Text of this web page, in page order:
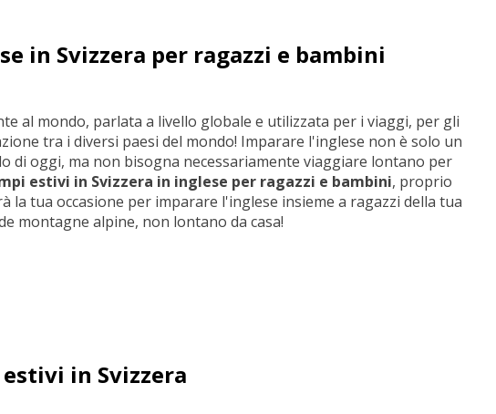
in Svizzera per ragazzi e bambini
al mondo, parlata a livello globale e utilizzata per i viaggi, per gli
tra i diversi paesi del mondo! Imparare l'inglese non è solo un
di oggi, ma non bisogna necessariamente viaggiare lontano per
estivi in Svizzera in inglese per ragazzi e bambini, proprio
la tua occasione per imparare l'inglese insieme a ragazzi della tua
montagne alpine, non lontano da casa!
in Svizzera